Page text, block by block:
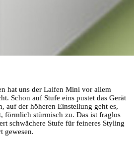
hat uns der Laifen Mini vor allem
Schon auf Stufe eins pustet das Gerät
auf der höheren Einstellung geht es,
förmlich stürmisch zu. Das ist fraglos
schwächere Stufe für feineres Styling
gewesen.